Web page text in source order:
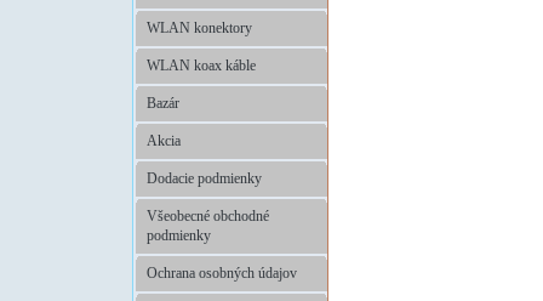
WLAN konektory
WLAN koax káble
Bazár
Akcia
Dodacie podmienky
Všeobecné obchodné
podmienky
Ochrana osobných údajov